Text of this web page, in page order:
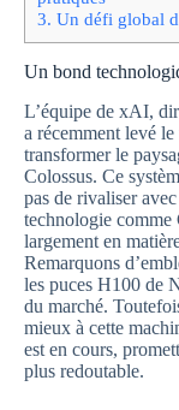
3. Un défi global
Un bond
L’équipe de xAI,
a récemment levé
transformer le
Colossus. Ce
pas de rivaliser
technologie comme
largement en
Remarquons
les puces H100 de
du marché.
mieux à cette
est en cours,
plus redoutable.